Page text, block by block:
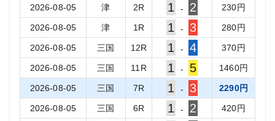
2026-08-05 津 2R 1 - 2 230円
2026-08-05 津 1 R 1 - 3 280円
2026-08-05 三国 12R 1 - 4 370円
2026-08-05 三国 11 R 1 - 5 1460円
2026-08-05 三国 7R 1 - 3 2290円
2026-08-05 三国 6R 1 - 2 420円